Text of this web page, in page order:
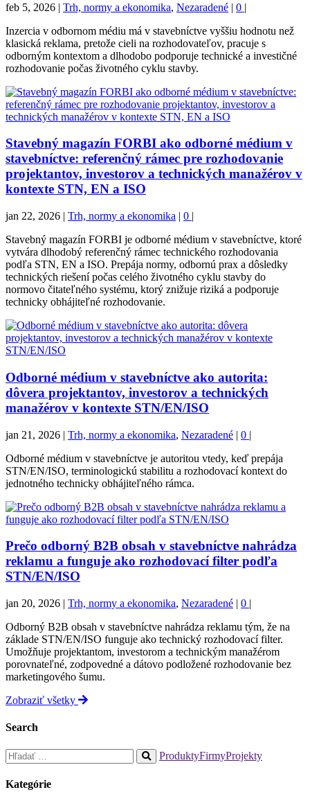
feb 5, 2026 | Trh, normy a ekonomika, Nezaradené | 0 |
Inzercia v odbornom médiu má v stavebníctve vyššiu hodnotu než
klasická reklama, pretože cieli na rozhodovateľov, pracuje s
odborným kontextom a dlhodobo podporuje technické a investičné
rozhodovanie počas životného cyklu stavby.
Stavebný magazín FORBI ako odborné médium v
stavebníctve: referenčný rámec pre rozhodovanie
projektantov, investorov a technických manažérov v
kontexte STN, EN a ISO
jan 22, 2026 | Trh, normy a ekonomika | 0 |
Stavebný magazín FORBI je odborné médium v stavebníctve, ktoré
vytvára dlhodobý referenčný rámec technického rozhodovania
podľa STN, EN a ISO. Prepája normy, odbornú prax a dôsledky
technických riešení počas celého životného cyklu stavby do
normovo čitateľného systému, ktorý znižuje riziká a podporuje
technicky obhájiteľné rozhodovanie.
Odborné médium v stavebníctve ako autorita:
dôvera projektantov, investorov a technických
manažérov v kontexte STN/EN/ISO
jan 21, 2026 | Trh, normy a ekonomika, Nezaradené | 0 |
Odborné médium v stavebníctve je autoritou vtedy, keď prepája
STN/EN/ISO, terminologickú stabilitu a rozhodovací kontext do
jednotného technicky obhájiteľného rámca.
Prečo odborný B2B obsah v stavebníctve nahrádza
reklamu a funguje ako rozhodovací filter podľa
STN/EN/ISO
jan 20, 2026 | Trh, normy a ekonomika, Nezaradené | 0 |
Odborný B2B obsah v stavebníctve nahrádza reklamu tým, že na
základe STN/EN/ISO funguje ako technický rozhodovací filter.
Umožňuje projektantom, investorom a technickým manažérom
porovnateľné, zodpovedné a dátovo podložené rozhodovanie bez
marketingového šumu.
Zobraziť všetky
Search
Hľadať:
autocomplete
ProduktyFirmyProjekty
Kategórie